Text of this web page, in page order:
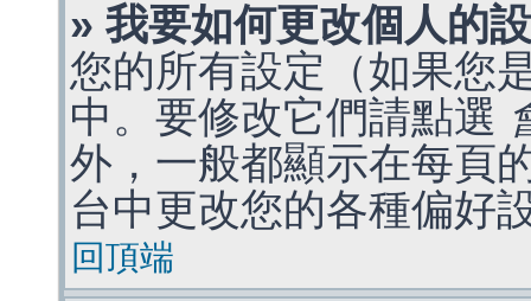
» 我要如何更改個人的
您的所有設定（如果您
中。要修改它們請點選
外，一般都顯示在每頁
台中更改您的各種偏好
回頂端